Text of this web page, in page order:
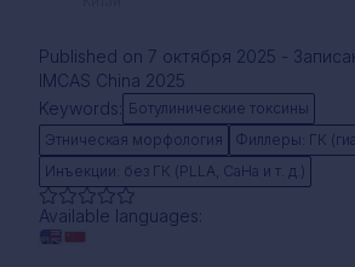
Published on 7 октября 2025 -
IMCAS China 2025
Keywords: Ботулинические токсины
Этническая морфология
Филлеры: ГК
Инъекции: без ГК (PLLA, CaHa и т. д.)
Available languages: